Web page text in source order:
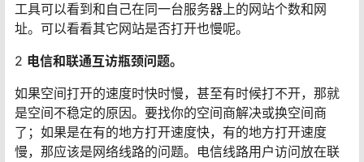
工具可以看到和自己在同一台服务器上的网站个数和网
址。可以看看其它网站是否打开也慢呢。
2 电信和联通互访瓶颈问题。
如果空间打开的速度时快时慢，甚至有时候打不开，那就
是空间不稳定的原因。要找你的空间商解决或换空间商
了；如果是在有的地方打开速度快，有的地方打开速度
慢，那应该是网络线路的问题。电信线路用户访问放在联